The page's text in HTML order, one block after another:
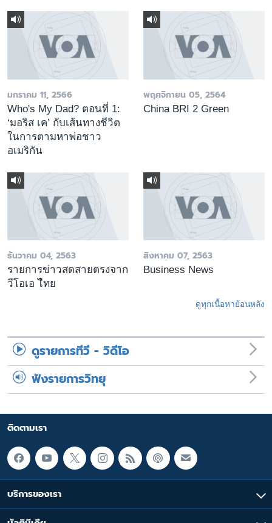
มกราคม 11, 2566
Who's My Dad? ตอนที่ 1:
‘มอริส เค’ กับเส้นทางชีวิต
ในการตามหาพ่อชาว
อเมริกัน
พฤศจิกายน 05, 2564
China BRI 2 Green
ธันวาคม 04, 2563
รายการข่าวสดสายตรงจาก
วีโอเอ ไืทย
สิงหาคม 07, 2563
Business News
ดูทุกเนื้อหาย้อนหลัง
ดูรายการทีวี - วิดีโอ
ฟังรายการวิทยุ
ติดตามเรา
บริการของเรา